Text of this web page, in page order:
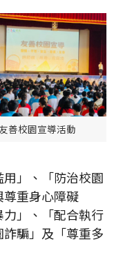
友善校園宣導活動
」、「防治校園
重身心障礙
」、「配合執行
騙」及「尊重多